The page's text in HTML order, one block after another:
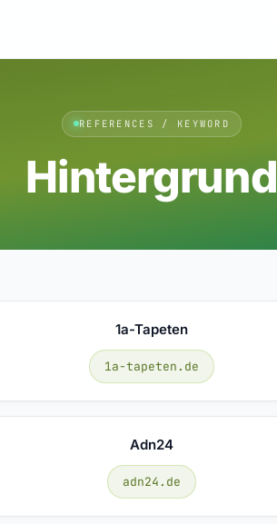
REFERENCES / KEYWORD
Hintergrund
1a-Tapeten
1a-tapeten.de
Adn24
adn24.de